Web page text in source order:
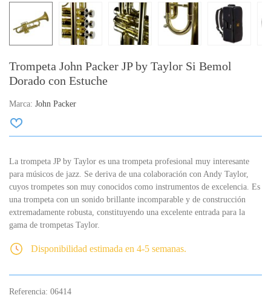
Trompeta John Packer JP by Taylor Si Bemol
Dorado con Estuche
Marca: John Packer
La trompeta JP by Taylor es una trompeta profesional muy interesante
para músicos de jazz. Se deriva de una colaboración con Andy Taylor,
cuyos trompetes son muy conocidos como instrumentos de excelencia. Es
una trompeta con un sonido brillante incomparable y de construcción
extremadamente robusta, constituyendo una excelente entrada para la
gama de trompetas Taylor.
Disponibilidad estimada en 4-5 semanas.
Referencia: 06414